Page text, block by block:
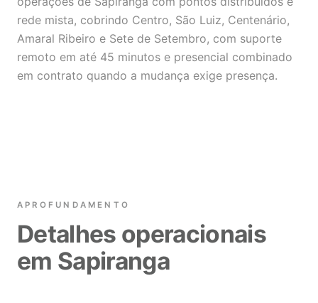
rede mista, cobrindo Centro, São Luiz, Centenário,
Amaral Ribeiro e Sete de Setembro, com suporte
remoto em até 45 minutos e presencial combinado
em contrato quando a mudança exige presença.
APROFUNDAMENTO
Detalhes operacionais
em Sapiranga